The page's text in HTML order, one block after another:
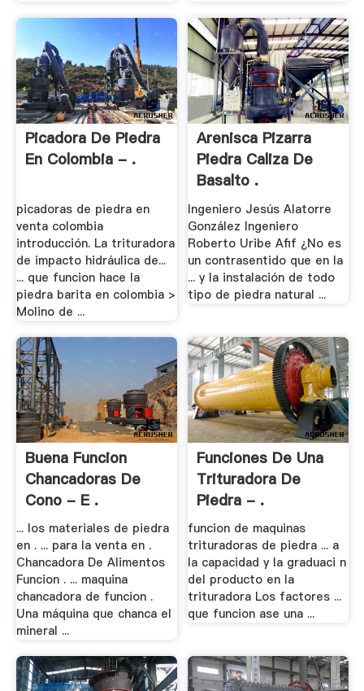
Picadora De Piedra
En Colombia - .
picadoras de piedra en
venta colombia
introducción. La trituradora
de impacto hidráulica de...
... que funcion hace la
piedra barita en colombia >
Molino de ...
Arenisca Pizarra
Piedra Caliza De
Basalto .
Ingeniero Jesús Alatorre
González Ingeniero
Roberto Uribe Afif ¿No es
un contrasentido que en la
... y la instalación de todo
tipo de piedra natural ...
Buena Funcion
Chancadoras De
Cono - E .
... los materiales de piedra
en . ... para la venta en .
Chancadora De Alimentos
Funcion . ... maquina
chancadora de funcion .
Una máquina que chanca el
mineral ...
Funciones De Una
Trituradora De
Piedra - .
funcion de maquinas
trituradoras de piedra ... a
la capacidad y la graduaci n
del producto en la
trituradora Los factores ...
que funcion ase una ...